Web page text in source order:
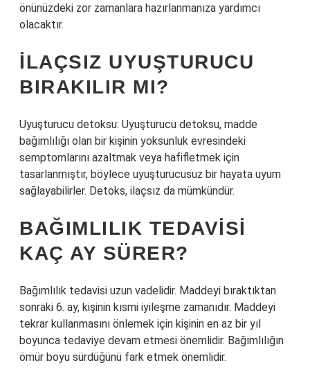
önünüzdeki zor zamanlara hazırlanmanıza yardımcı
olacaktır.
İLAÇSIZ UYUŞTURUCU
BIRAKILIR MI?
Uyuşturucu detoksu: Uyuşturucu detoksu, madde
bağımlılığı olan bir kişinin yoksunluk evresindeki
semptomlarını azaltmak veya hafifletmek için
tasarlanmıştır, böylece uyuşturucusuz bir hayata uyum
sağlayabilirler. Detoks, ilaçsız da mümkündür.
BAĞIMLILIK TEDAVISI
KAÇ AY SÜRER?
Bağımlılık tedavisi uzun vadelidir. Maddeyi bıraktıktan
sonraki 6. ay, kişinin kısmi iyileşme zamanıdır. Maddeyi
tekrar kullanmasını önlemek için kişinin en az bir yıl
boyunca tedaviye devam etmesi önemlidir. Bağımlılığın
ömür boyu sürdüğünü fark etmek önemlidir.